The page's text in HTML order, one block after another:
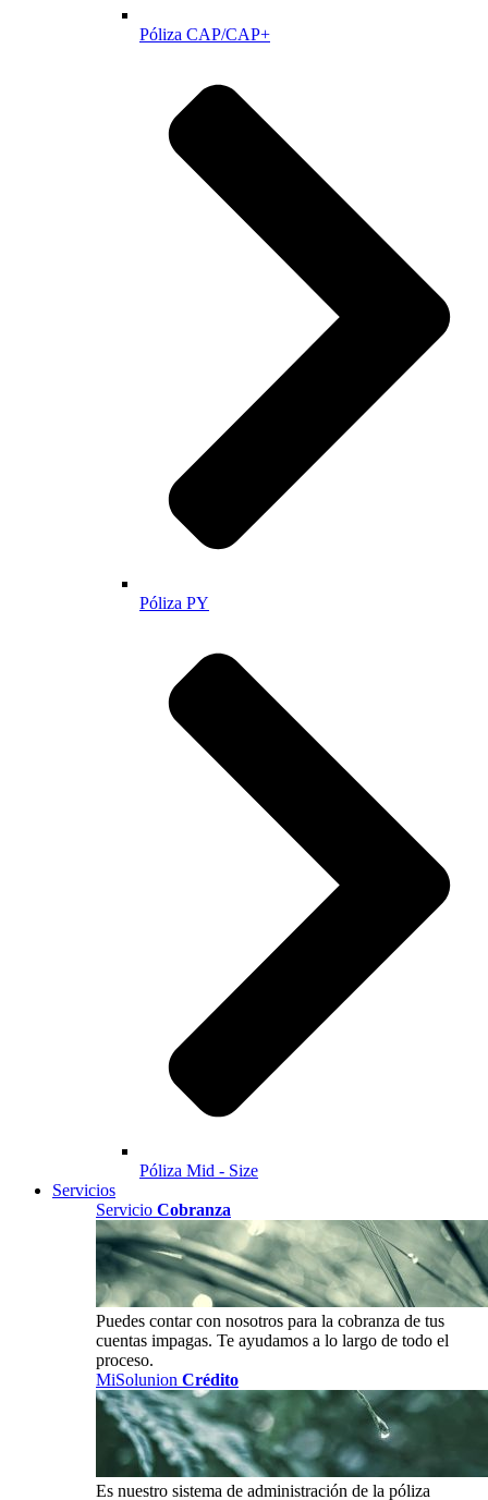
Póliza CAP/CAP+
Póliza PY
Póliza Mid - Size
Servicios
Servicio Cobranza
Puedes contar con nosotros para la cobranza de tus
cuentas impagas. Te ayudamos a lo largo de todo el
proceso.
MiSolunion Crédito
Es nuestro sistema de administración de la póliza